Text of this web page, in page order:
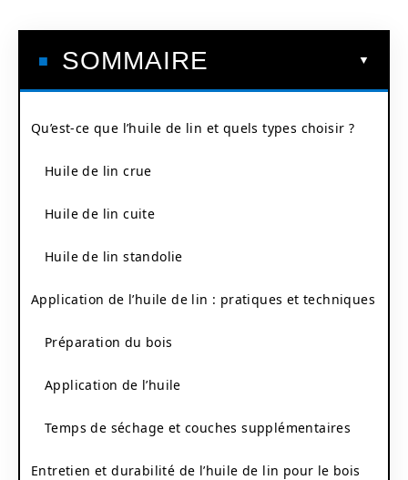
SOMMAIRE
Qu’est-ce que l’huile de lin et quels types choisir ?
Huile de lin crue
Huile de lin cuite
Huile de lin standolie
Application de l’huile de lin : pratiques et techniques
Préparation du bois
Application de l’huile
Temps de séchage et couches supplémentaires
Entretien et durabilité de l’huile de lin pour le bois